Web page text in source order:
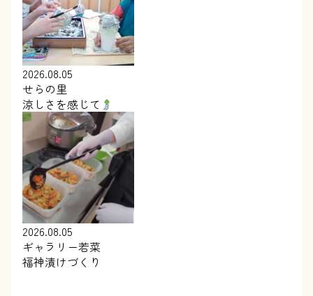
2026.08.05
せらの里
涼しさを感じて
2026.08.05
ギャラリー若菜
福神漬けづくり